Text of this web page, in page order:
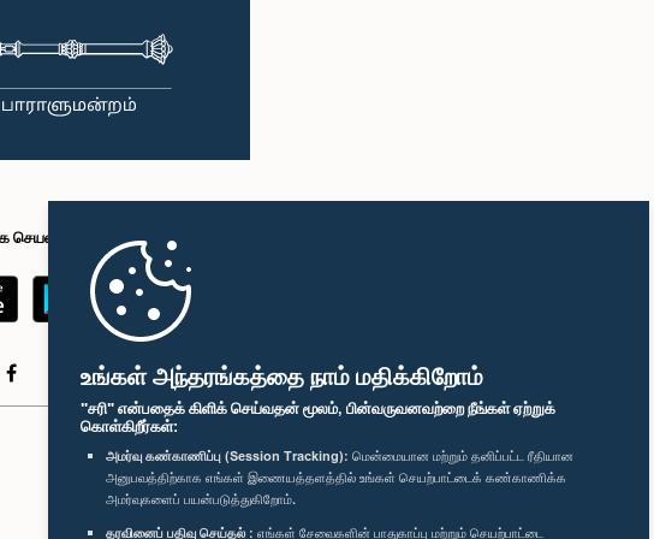
உங்கள் அந்தரங்கத்தை நாம் மதிக்கிறோம்
"சரி" என்பதைக் கிளிக் செய்வதன் மூலம், பின்வருவனவற்றை நீங்கள் ஏற்றுக்
கொள்கிறீர்கள்:
அமர்வு கண்காணிப்பு (Session Tracking): மென்மையான மற்றும் தனிப்பட்ட ரீதியான
அனுபவத்திற்காக எங்கள் இணையத்தளத்தில் உங்கள் செயற்பாட்டைக் கண்காணிக்க
அமர்வுகளைப் பயன்படுத்துகிறோம்.
தரவினைப் பதிவு செய்தல் : எங்கள் சேவைகளின் பாதுகாப்பு மற்றும் செயற்பாட்டை